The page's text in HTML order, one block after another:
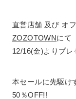
直営店舗 及び オ
ZOZOTOWNにて
12/16(金)よりプレ
本セールに先駆け
50％OFF!!